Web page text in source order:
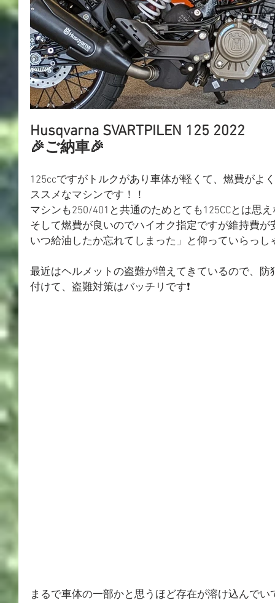
Husqvarna SVARTPILEN 125 2022
🎉ご納車🎉
125ccですがトルクがあり車体が軽くて、燃費がよ
ススメなマシンです！！
マシンも250/401と共通のためとても125CCとは思
そして燃費が良いのでハイオク指定ですが維持費
いつ給油したか忘れてしまった」と仰っていらっ
最近はヘルメットの盗難が増えてきているので、
付けて、盗難対策はバッチリです❗
まるで車体の一部かと思うほど存在が溶け込んで